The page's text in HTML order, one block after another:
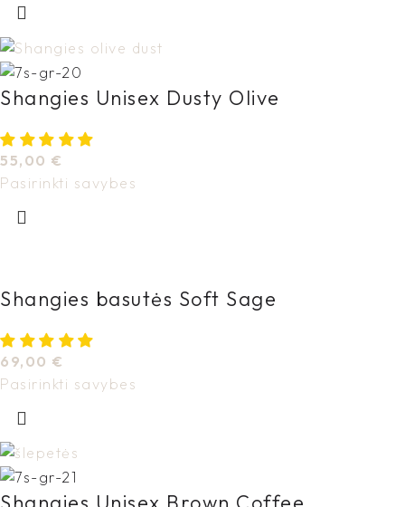
Shangies Unisex Dusty Olive
55,00 €
Pasirinkti savybes
Shangies basutės Soft Sage
69,00 €
Pasirinkti savybes